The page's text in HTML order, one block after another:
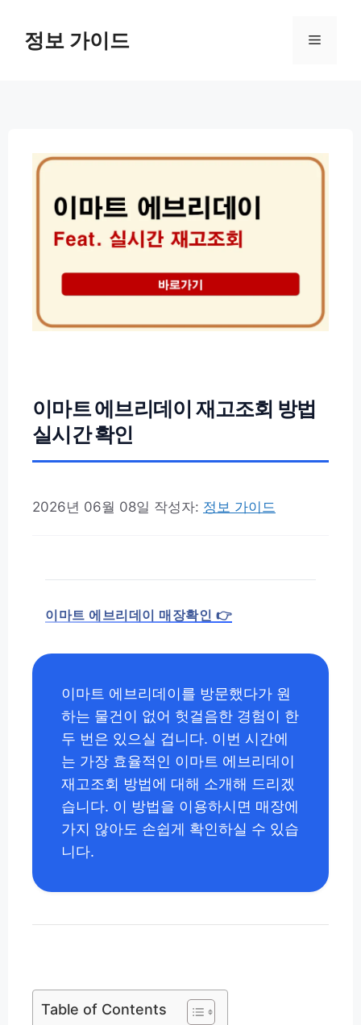
정보 가이드 메
이마트 에브리데이 재고조회 방법
실시간 확인
2026년 06월 08일 작성자: 정보 가이드
이마트 에브리데이 매장확인 👉
이마트 에브리데이를 방문했다가 원
하는 물건이 없어 헛걸음한 경험이 한
두 번은 있으실 겁니다. 이번 시간에
는 가장 효율적인 이마트 에브리데이
재고조회 방법에 대해 소개해 드리겠
습니다. 이 방법을 이용하시면 매장에
가지 않아도 손쉽게 확인하실 수 있습
니다.
Table of Contents